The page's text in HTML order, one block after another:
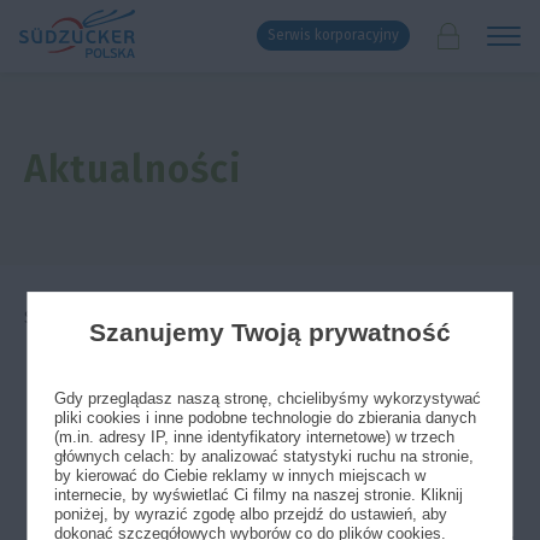
Serwis korporacyjny
Aktualności
Strona główna
08/03/2016
Dni Pola DLG
Grupa Südzucker jako partner
merytoryczny Dni Pola DLG (niem.
Szanujemy Twoją prywatność
Gdy przeglądasz naszą stronę, chcielibyśmy wykorzystywać
pliki cookies i inne podobne technologie do zbierania danych
(m.in. adresy IP, inne identyfikatory internetowe) w trzech
głównych celach: by analizować statystyki ruchu na stronie,
by kierować do Ciebie reklamy w innych miejscach w
internecie, by wyświetlać Ci filmy na naszej stronie. Kliknij
poniżej, by wyrazić zgodę albo przejdź do ustawień, aby
dokonać szczegółowych wyborów co do plików cookies.